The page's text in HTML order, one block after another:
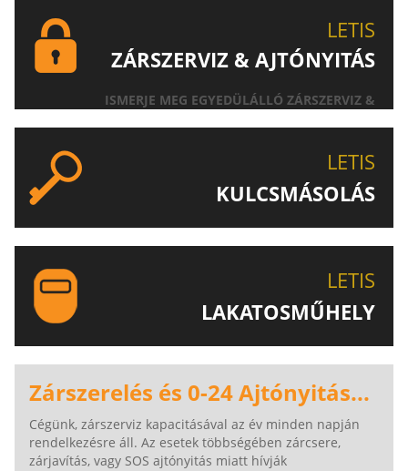
LETIS
ZÁRSZERVIZ & AJTÓNYITÁS
ISMERJE MEG EGYEDÜLÁLLÓ ZÁRSZERVIZ &
LETIS
KULCSMÁSOLÁS
LETIS
LAKATOSMŰHELY
Zárszerelés és 0-24 Ajtónyitás...
Cégünk, zárszerviz kapacitásával az év minden napján
rendelkezésre áll. Az esetek többségében zárcsere,
zárjavítás, vagy SOS ajtónyitás miatt hívják